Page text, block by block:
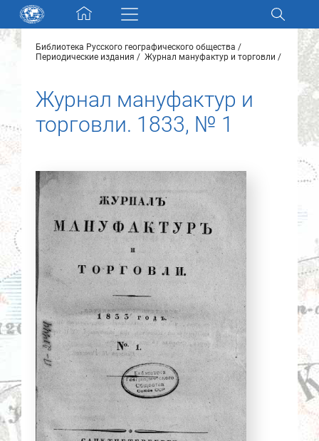
Skip navigation
Разделы и коллекции
Электронный каталог
Новости
О нас
Контакты
Партнеры
Найти
Библиотека Русского географического общества
Периодические издания
Журнал мануфактур и торговли
Журнал мануфактур и
торговли. 1833, № 1